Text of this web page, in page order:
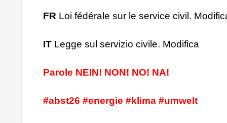
FR Loi fédérale sur le service civil.
IT Legge sul servizio civile. Modifica
Parole NEIN! NON! NO! NA!
#abst26 #energie #klima #umwelt